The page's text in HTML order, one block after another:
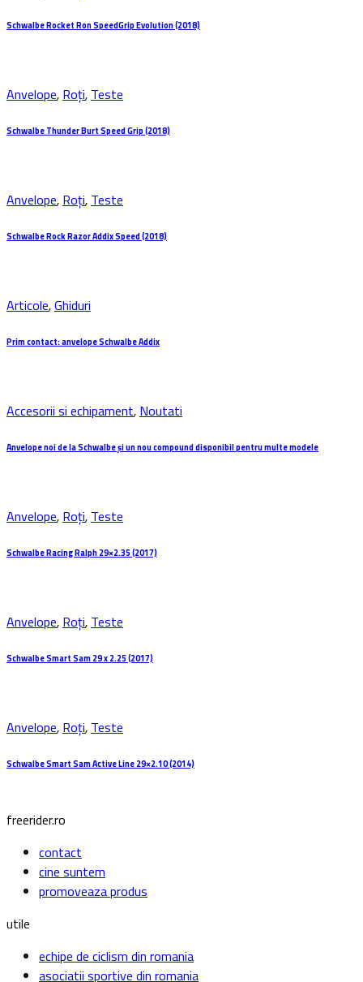
Schwalbe Rocket Ron SpeedGrip Evolution (2018)
Anvelope, Roți, Teste
Schwalbe Thunder Burt Speed Grip (2018)
Anvelope, Roți, Teste
Schwalbe Rock Razor Addix Speed (2018)
Articole,Ghiduri
Prim contact: anvelope Schwalbe Addix
Accesorii si echipament, Noutati
Anvelope noi de la Schwalbe și un nou compound disponibil pentru multe modele
Anvelope, Roți, Teste
Schwalbe Racing Ralph 29×2.35 (2017)
Anvelope, Roți, Teste
Schwalbe Smart Sam 29 x 2.25 (2017)
Anvelope, Roți, Teste
Schwalbe Smart Sam Active Line 29×2.10 (2014)
freerider.ro
contact
cine suntem
promoveaza produs
utile
echipe de ciclism din romania
asociatii sportive din romania